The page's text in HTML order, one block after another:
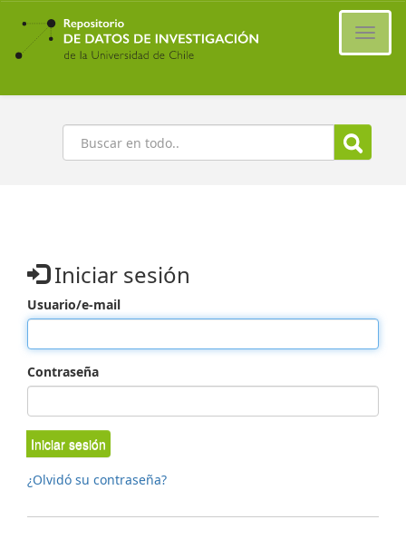
Ir
contenido
principal
Buscar
Iniciar sesión
Usuario/e-mail
Contraseña
Iniciar sesión
¿Olvidó su contraseña?